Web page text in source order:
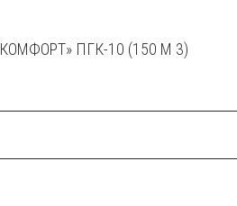
ПГК-10 (150 М 3)